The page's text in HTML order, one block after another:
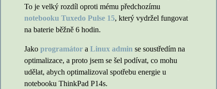
To je velký rozdíl oproti mému předchozímu
notebooku Tuxedo Pulse 15, který vydržel fungovat
na baterie běžně 6 hodin.
Jako programátor a Linux admin se soustředím na
optimalizace, a proto jsem se šel podívat, co mohu
udělat, abych optimalizoval spotřebu energie u
notebooku ThinkPad P14s.